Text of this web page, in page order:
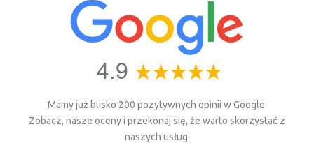
Mamy już blisko 200 pozytywnych opinii w Google.
Zobacz, nasze oceny i przekonaj się, że warto skorzystać z
naszych usług.